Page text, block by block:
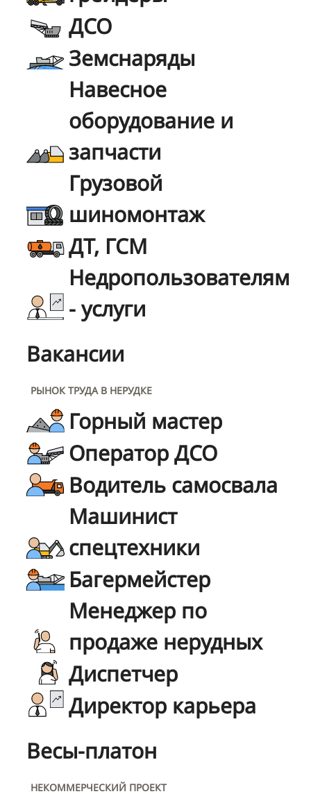
ДСО
Земснаряды
Навесное
оборудование и
запчасти
Грузовой
шиномонтаж
ДТ, ГСМ
Недропользователям
- услуги
Вакансии
РЫНОК ТРУДА В НЕРУДКЕ
Горный мастер
Оператор ДСО
Водитель самосвала
Машинист
спецтехники
Багермейстер
Менеджер по
продаже нерудных
Диспетчер
Директор карьера
Весы-платон
НЕКОММЕРЧЕСКИЙ ПРОЕКТ